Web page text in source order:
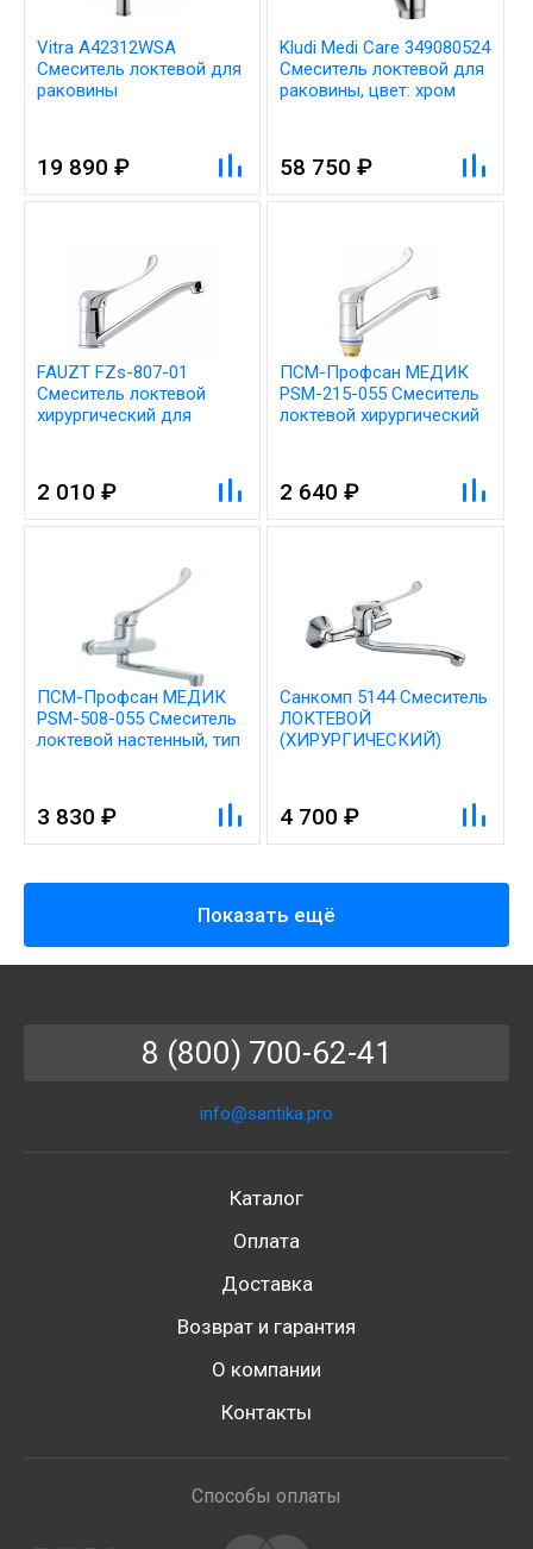
Vitra A42312WSA
Смеситель локтевой для
раковины
19 890 ₽
Kludi Medi Care 349080524
Смеситель локтевой для
раковины, цвет: хром
58 750 ₽
FAUZT FZs-807-01
Смеситель локтевой
хирургический для
2 010 ₽
ПСМ-Профсан МЕДИК
PSM-215-055 Смеситель
локтевой хирургический
2 640 ₽
ПСМ-Профсан МЕДИК
PSM-508-055 Смеситель
локтевой настенный, тип
3 830 ₽
Санкомп 5144 Смеситель
ЛОКТЕВОЙ
(ХИРУРГИЧЕСКИЙ)
образным изливом 20 см
4 700 ₽
Показать ещё
8 (800) 700-62-41
info@santika.pro
Каталог
Оплата
Доставка
Возврат и гарантия
О компании
Контакты
Способы оплаты